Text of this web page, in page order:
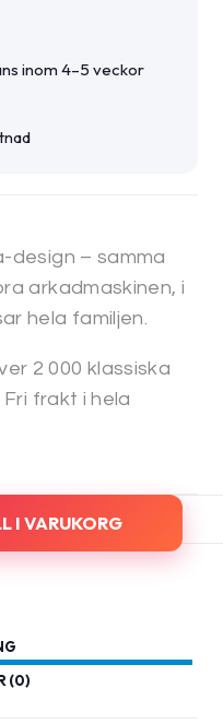
inom 4–5 veckor
design – samma
arkadmaskinen, i
hela familjen.
2 000 klassiska
frakt i hela
I VARUKORG
(0)